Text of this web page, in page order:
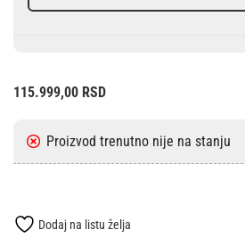
115.999,00 RSD
Dodaj na listu želja